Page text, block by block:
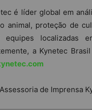
é líder global em
animal, proteção de
equipes localizadas
a Kynetec
Assessoria de Imprensa